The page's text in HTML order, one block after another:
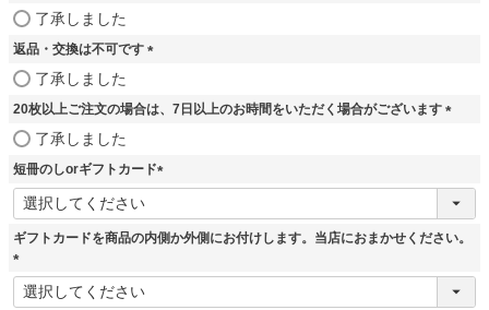
了承しました
返品・交換は不可です
須
了承しました
20枚以上ご注文の場合は、7日以上のお時間をいただく場合がございます
)
了承しました
短冊のしorギフトカード
(
須
ギフトカードを商品の内側か外側にお付けします。当店におまかせください。
(
必